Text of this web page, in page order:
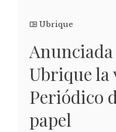
Ubrique
Ubrique la
Periódico
papel